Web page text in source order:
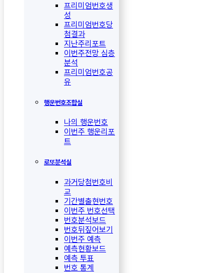
프리미엄번호생
성
프리미엄번호당
첨결과
지난주리포트
이번주전망 심층
분석
프리미엄번호공
유
행운번호조합실
나의 행운번호
이번주 행운리포
트
로또분석실
과거당첨번호비
교
기간별출현번호
이번주 번호선택
번호분석보드
번호뒤짚어보기
이번주 예측
예측현황보드
예측 투표
번호 통계